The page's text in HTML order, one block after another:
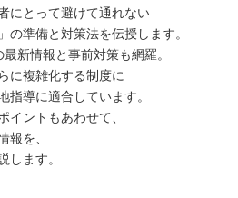
にとって避けて通れない
の準備と対策法を伝授します。
新情報と事前対策も網羅。
に複雑化する制度に
指導に適合しています。
イントもあわせて、
報を、
します。